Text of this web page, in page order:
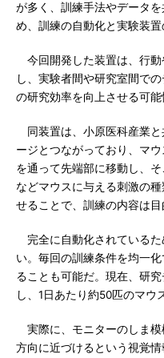
が多く、訓練手法やデータ
め、訓練の自動化と実験装置
今回開発した装置は、行
し、実験者間や研究室間で
の研究効率を向上させる可能
同装置は、小原医科産業と
ージとつながっており、マ
を通って先端部に移動し、
などマウスに与える刺激の
せることで、訓練の内容は目
完全に自動化されているた
い。毎回の訓練条件を均一
ることも可能だ。現在、研
し、1日あたり約50匹のマウ
実際に、モニターのしま模
方向に近づけるという視覚